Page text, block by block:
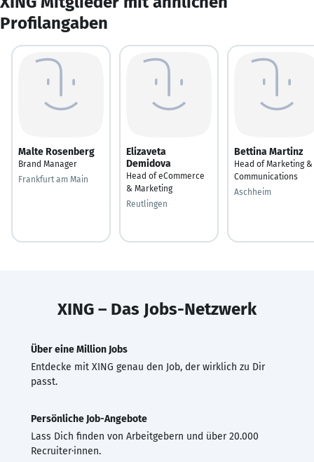
Profilangaben
Malte Rosenberg
Brand Manager
Frankfurt am Main
Elizaveta
Demidova
Head of eCommerce
& Marketing
Reutlingen
Bettina Martinz
Head of Marketing &
Communications
Aschheim
XING – Das Jobs-Netzwerk
Über eine Million Jobs
Entdecke mit XING genau den Job, der wirklich zu Dir
passt.
Persönliche Job-Angebote
Lass Dich finden von Arbeitgebern und über 20.000
Recruiter·innen.